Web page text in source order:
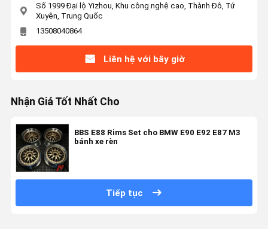
Số 1999 Đại lộ Yizhou, Khu công nghệ cao, Thành Đô, Tứ
Xuyên, Trung Quốc
13508040864
Liên hệ với bây giờ
Nhận Giá Tốt Nhất Cho
BBS E88 Rims Set cho BMW E90 E92 E87 M3
bánh xe rèn
Tiếp tục